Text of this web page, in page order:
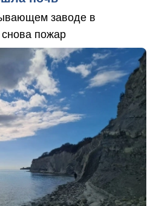
заводе в
пожар